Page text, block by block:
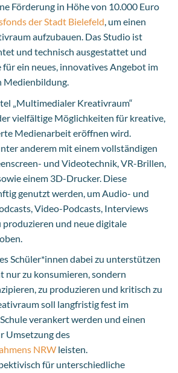
Förderung in Höhe von 10.000 Euro
der Stadt Bielefeld, um einen
aufzubauen. Das Studio ist
und technisch ausgestattet und
ein neues, innovatives Angebot im
Medienbildung.
„Multimedialer Kreativraum“
vielfältige Möglichkeiten für kreative,
Medienarbeit eröffnen wird.
anderem mit einem vollständigen
und Videotechnik, VR-Brillen,
einem 3D-Drucker. Diese
genutzt werden, um Audio- und
Video-Podcasts, Interviews
produzieren und neue digitale
Schüler*innen dabei zu unterstützen
nur zu konsumieren, sondern
zu produzieren und kritisch zu
soll langfristig fest im
verankert werden und einen
Umsetzung des
NRW leisten.
für unterschiedliche